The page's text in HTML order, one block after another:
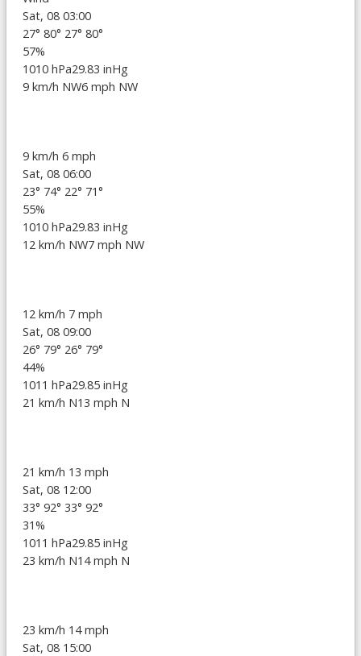
Sat, 08 03:00
27° 80° 27° 80°
57%
1010 hPa29.83 inHg
9 km/h NW6 mph NW
9 km/h 6 mph
Sat, 08 06:00
23° 74° 22° 71°
55%
1010 hPa29.83 inHg
12 km/h NW7 mph NW
12 km/h 7 mph
Sat, 08 09:00
26° 79° 26° 79°
44%
1011 hPa29.85 inHg
21 km/h N13 mph N
21 km/h 13 mph
Sat, 08 12:00
33° 92° 33° 92°
31%
1011 hPa29.85 inHg
23 km/h N14 mph N
23 km/h 14 mph
Sat, 08 15:00